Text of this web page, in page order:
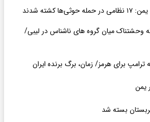
کشته شدند
وحشتناک میان گروه های ناشناس در لیبی/
برای هرمز/ زمان، برگ برنده ایران
یمن
بسته شد